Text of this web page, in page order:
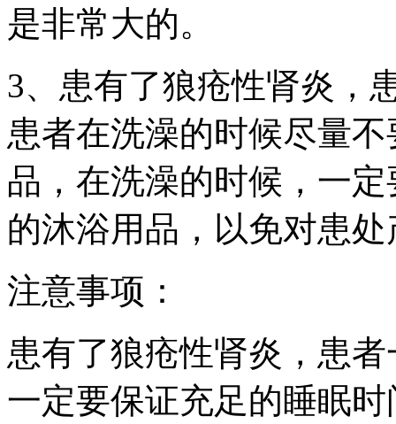
是非常大的。
3、患有了狼疮性肾炎，
患者在洗澡的时候尽量
品，在洗澡的时候，一
的沐浴用品，以免对患
注意事项：
患有了狼疮性肾炎，患
一定要保证充足的睡眠